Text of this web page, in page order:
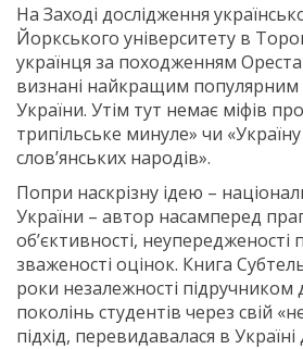
На Заході дослідження
Йоркського університету в
українця за походженням
визнані найкращим популярним
України. Утім тут немає міфів
трипільське минуле» чи
слов’янських народів».
Попри наскрізну ідею –
України – автор насамперед
об’єктивності, неупередженості
зваженості оцінок. Книга
роки незалежності підручником
поколінь студентів через свій
підхід, перевидавалася в Україні